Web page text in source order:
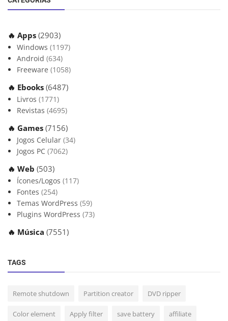
🔥 Apps (2903)
Windows (1197)
Android (634)
Freeware (1058)
🔥 Ebooks (6487)
Livros (1771)
Revistas (4695)
🔥 Games (7156)
Jogos Celular (34)
Jogos PC (7062)
🔥 Web (503)
Ícones/Logos (117)
Fontes (254)
Temas WordPress (59)
Plugins WordPress (73)
🔥 Música (7551)
TAGS
Remote shutdown Partition creator DVD ripper
Color element Apply filter save battery affiliate